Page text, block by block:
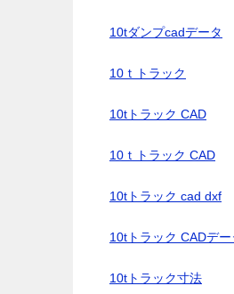
10tダンプcadデータ
10ｔトラック
10tトラック CAD
10ｔトラック CAD
10tトラック cad dxf
10tトラック CADデー
10tトラック寸法